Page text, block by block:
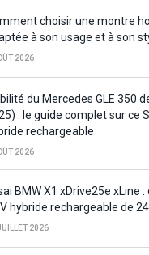
choisir une montre
à son usage et à son
2026
du Mercedes GLE 350
: le guide complet sur ce
rechargeable
2026
BMW X1 xDrive25e xLine
hybride rechargeable de
2026